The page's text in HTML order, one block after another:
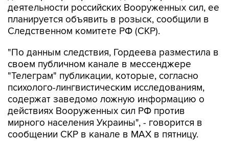
деятельности российских Вооруженных сил, ее
планируется объявить в розыск, сообщили в
Следственном комитете РФ (СКР).
"По данным следствия, Гордеева разместила в
своем публичном канале в мессенджере
"Телеграм" публикации, которые, согласно
психолого-лингвистическим исследованиям,
содержат заведомо ложную информацию о
действиях Вооруженных сил РФ против
мирного населения Украины", - говорится в
сообщении СКР в канале в MAX в пятницу.